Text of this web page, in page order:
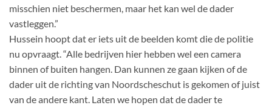
misschien niet beschermen, maar het kan wel de dader
vastleggen.”
Hussein hoopt dat er iets uit de beelden komt die de politie
nu opvraagt. “Alle bedrijven hier hebben wel een camera
binnen of buiten hangen. Dan kunnen ze gaan kijken of de
dader uit de richting van Noordscheschut is gekomen of juist
van de andere kant. Laten we hopen dat de dader te